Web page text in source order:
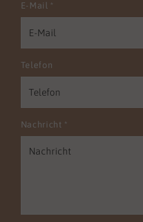
E-Mail *
Telefon
Nachricht *